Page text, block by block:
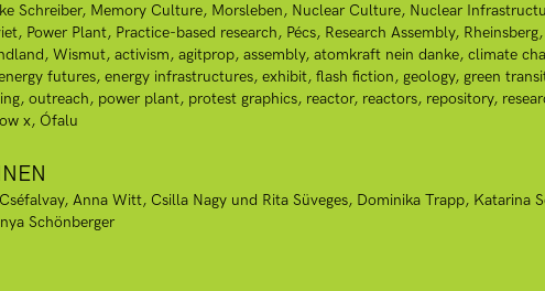
Schreiber Memory Culture Morsleben Nuclear Culture Nuclear
Power Plant Practice-based research Pécs Research Assembly Rheinsberg
Wismut activism agitprop assembly atomkraft nein danke climate
futures energy infrastructures exhibit flash fiction geology green
outreach power plant protest graphics reactor reactors repository
x Ófalu
Anna Witt Csilla Nagy und Rita Süveges Dominika Trapp Katarina
Schönberger